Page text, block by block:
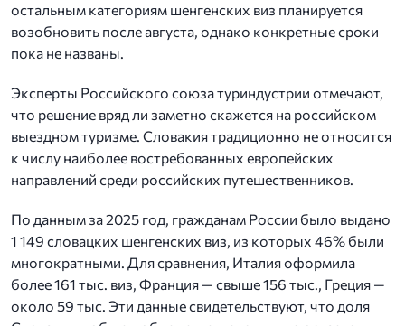
остальным категориям шенгенских виз планируется
возобновить после августа, однако конкретные сроки
пока не названы.
Эксперты Российского союза туриндустрии отмечают,
что решение вряд ли заметно скажется на российском
выездном туризме. Словакия традиционно не относится
к числу наиболее востребованных европейских
направлений среди российских путешественников.
По данным за 2025 год, гражданам России было выдано
1 149 словацких шенгенских виз, из которых 46% были
многократными. Для сравнения, Италия оформила
более 161 тыс. виз, Франция — свыше 156 тыс., Греция —
около 59 тыс. Эти данные свидетельствуют, что доля